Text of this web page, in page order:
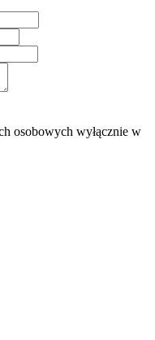
osobowych wyłącznie w